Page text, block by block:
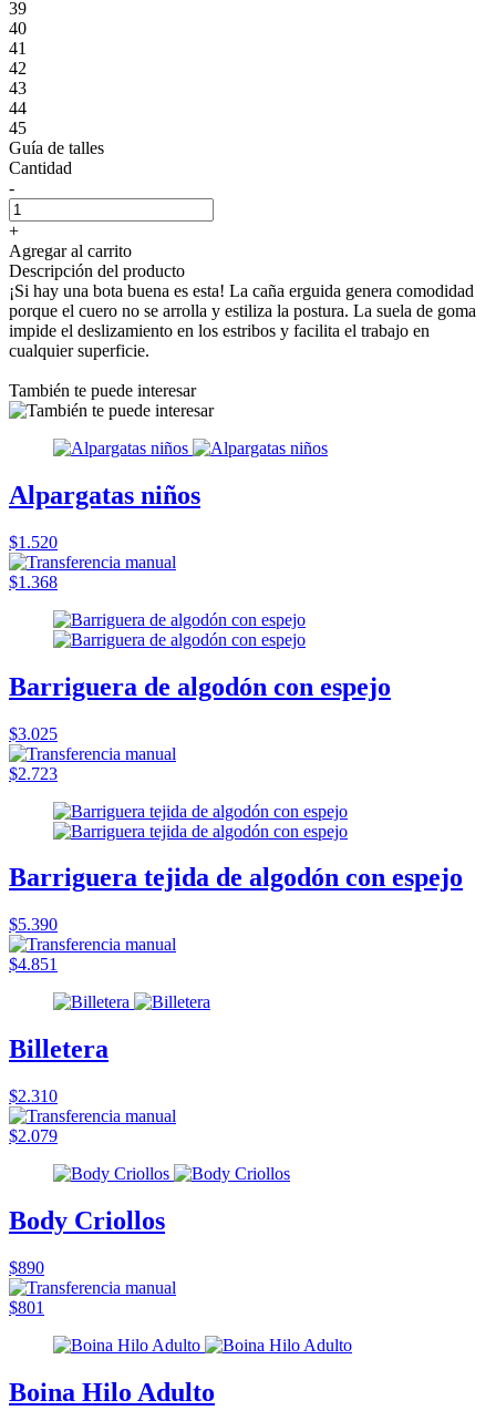
39
40
41
42
43
44
45
Guía de talles
Cantidad
-
+
Agregar al carrito
Descripción del producto
¡Si hay una bota buena es esta! La caña erguida genera comodidad
porque el cuero no se arrolla y estiliza la postura. La suela de goma
impide el deslizamiento en los estribos y facilita el trabajo en
cualquier superficie.
También te puede interesar
Alpargatas niños
$1.520
$1.368
Barriguera de algodón con espejo
$3.025
$2.723
Barriguera tejida de algodón con espejo
$5.390
$4.851
Billetera
$2.310
$2.079
Body Criollos
$890
$801
Boina Hilo Adulto